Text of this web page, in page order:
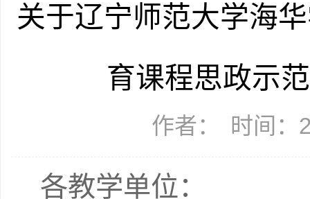
关于辽宁师范大学海
育课程思政示
作者： 时间：
各教学单位：